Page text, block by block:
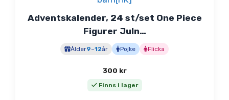
Adventskalender, 24 st/set One Piece
Figurer Juln…
Ålder9–12år Pojke Flicka
300 kr
Finns i lager